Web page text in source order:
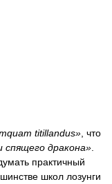
titillandus» , что
спящего дракона»
практичный
школ лозунги